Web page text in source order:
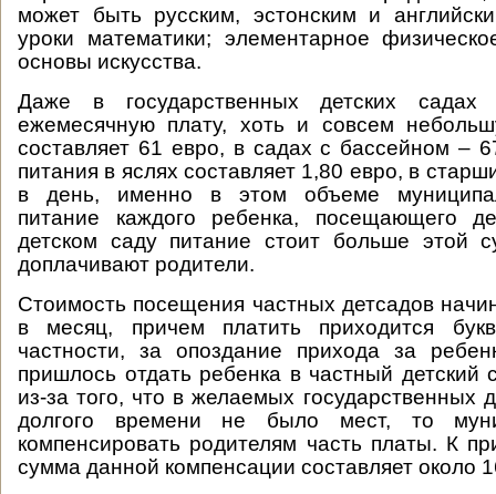
может быть русским, эстонским и
уроки математики; элементарное
основы искусства.
Даже в государственных детских садах
ежемесячную плату, хоть и совсем
составляет 61 евро, в садах с бассейном –
питания в яслях составляет 1,80 евро, в
в день, именно в этом объеме
питание каждого ребенка, посещающего
детском саду питание стоит больше этой
доплачивают родители.
Стоимость посещения частных детсадов
в месяц, причем платить приходится
частности, за опоздание прихода за
пришлось отдать ребенка в частный детский
из-за того, что в желаемых государственных
долгого времени не было мест, то
компенсировать родителям часть платы. К
сумма данной компенсации составляет около